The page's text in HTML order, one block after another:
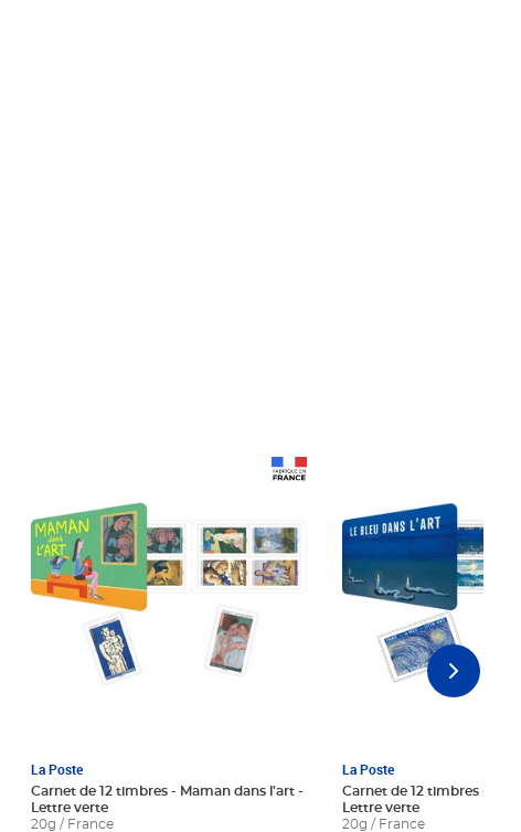
La Poste
Carnet de 12 timbres - Maman dans l'art -
Lettre verte
20g / France
La Poste
Carnet de 12 timbres - Le
Lettre verte
20g / France